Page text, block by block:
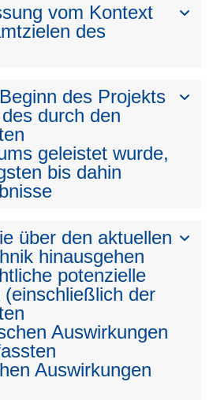
vom Kontext
des
des Projekts
durch den
geleistet wurde,
bis dahin
über den aktuellen
hinausgehen
potenzielle
der
Auswirkungen
Auswirkungen